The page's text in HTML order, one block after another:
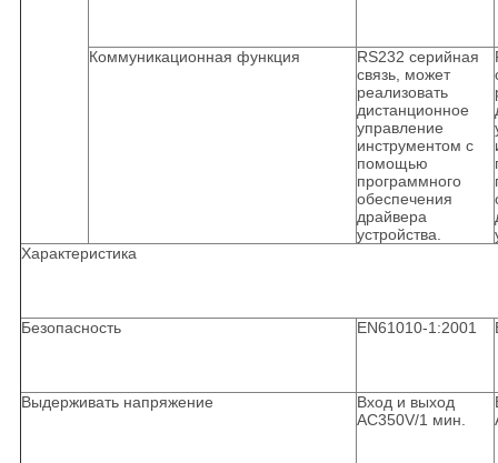
Коммуникационная функция
RS232 серийная
связь, может
реализовать
дистанционное
управление
инструментом с
помощью
программного
обеспечения
драйвера
устройства.
Характеристика
Безопасность EN61010-1:2001
Выдерживать напряжение
Вход и выход
AC350V/1 мин.